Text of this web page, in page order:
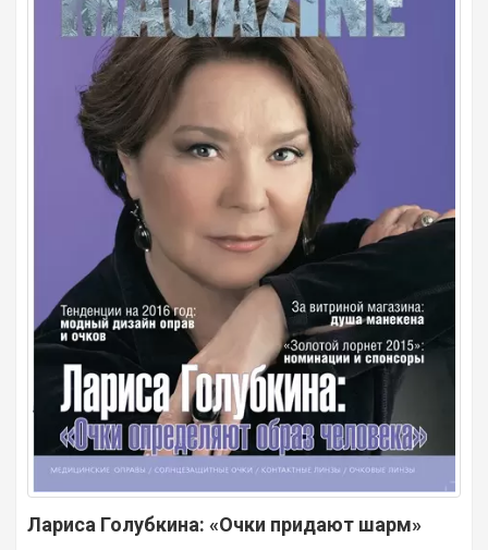
Лариса Голубкина: «Очки придают шарм»